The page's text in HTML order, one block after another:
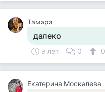
Тамара
далеко
9 лет 0 0
Екатерина Москалева